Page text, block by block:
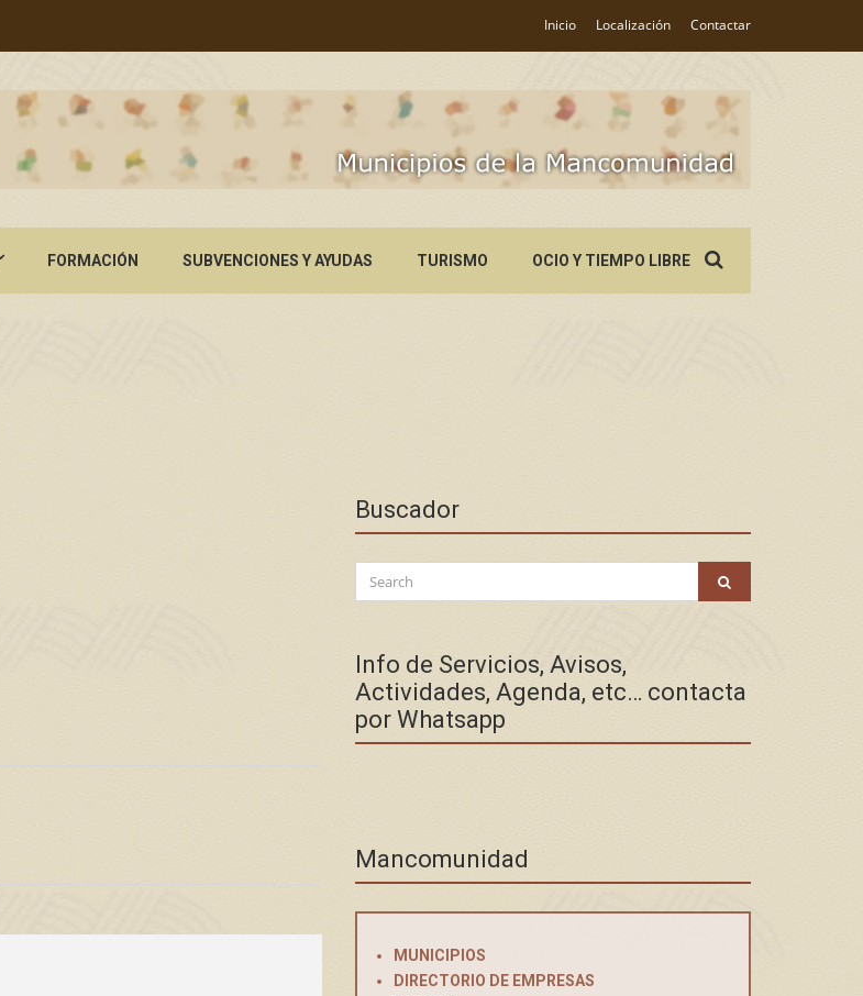
Inicio Localización Contactar
FORMACIÓN SUBVENCIONES Y AYUDAS TURISMO OCIO Y TIEMPO LIBREfor:
Buscador
Search
for:
Info de Servicios, Avisos,
Actividades, Agenda, etc… contacta
por Whatsapp
Mancomunidad
MUNICIPIOS
DIRECTORIO DE EMPRESAS